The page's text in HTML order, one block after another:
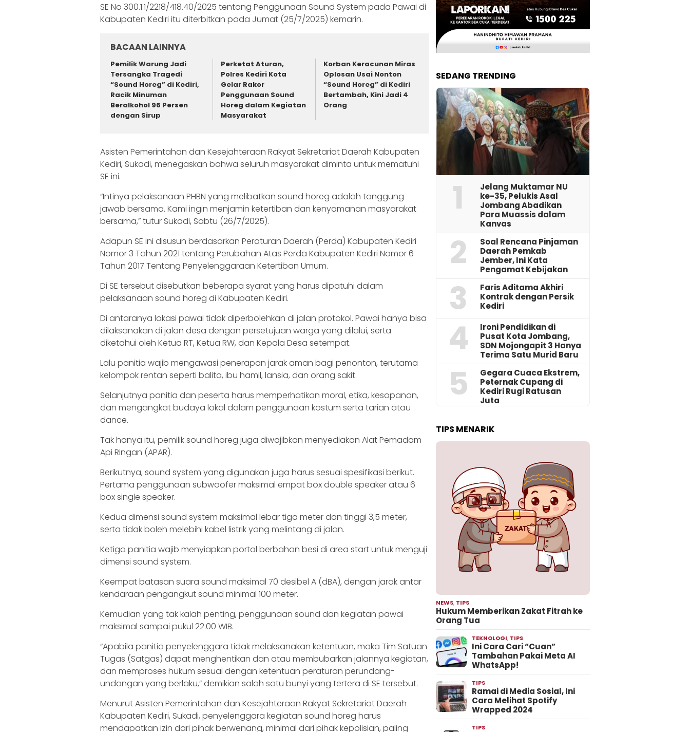
SE No 300.1.1/2218/418.40/2025 tentang Penggunaan Sound System pada Pawai di
Kabupaten Kediri itu diterbitkan pada Jumat (25/7/2025) kemarin.
BACAAN LAINNYA
Pemilik Warung Jadi
Tersangka Tragedi
“Sound Horeg” di Kediri,
Racik Minuman
Beralkohol 96 Persen
dengan Sirup
Perketat Aturan,
Polres Kediri Kota
Gelar Rakor
Penggunaan Sound
Horeg dalam Kegiatan
Masyarakat
Korban Keracunan Miras
Oplosan Usai Nonton
“Sound Horeg” di Kediri
Bertambah, Kini Jadi 4
Orang
Asisten Pemerintahan dan Kesejahteraan Rakyat Sekretariat Daerah Kabupaten
Kediri, Sukadi, menegaskan bahwa seluruh masyarakat diminta untuk mematuhi
SE ini.
“Intinya pelaksanaan PHBN yang melibatkan sound horeg adalah tanggung
jawab bersama. Kami ingin menjamin ketertiban dan kenyamanan masyarakat
bersama,” tutur Sukadi, Sabtu (26/7/2025).
Adapun SE ini disusun berdasarkan Peraturan Daerah (Perda) Kabupaten Kediri
Nomor 3 Tahun 2021 tentang Perubahan Atas Perda Kabupaten Kediri Nomor 6
Tahun 2017 Tentang Penyelenggaraan Ketertiban Umum.
Di SE tersebut disebutkan beberapa syarat yang harus dipatuhi dalam
pelaksanaan sound horeg di Kabupaten Kediri.
Di antaranya lokasi pawai tidak diperbolehkan di jalan protokol. Pawai hanya bisa
dilaksanakan di jalan desa dengan persetujuan warga yang dilalui, serta
diketahui oleh Ketua RT, Ketua RW, dan Kepala Desa setempat.
Lalu panitia wajib mengawasi penerapan jarak aman bagi penonton, terutama
kelompok rentan seperti balita, ibu hamil, lansia, dan orang sakit.
Selanjutnya panitia dan peserta harus memperhatikan moral, etika, kesopanan,
dan mengangkat budaya lokal dalam penggunaan kostum serta tarian atau
dance.
Tak hanya itu, pemilik sound horeg juga diwajibkan menyediakan Alat Pemadam
Api Ringan (APAR).
Berikutnya, sound system yang digunakan juga harus sesuai spesifikasi berikut.
Pertama penggunaan subwoofer maksimal empat box double speaker atau 6
box single speaker.
Kedua dimensi sound system maksimal lebar tiga meter dan tinggi 3,5 meter,
serta tidak boleh melebihi kabel listrik yang melintang di jalan.
Ketiga panitia wajib menyiapkan portal berbahan besi di area start untuk menguji
dimensi sound system.
Keempat batasan suara sound maksimal 70 desibel A (dBA), dengan jarak antar
kendaraan pengangkut sound minimal 100 meter.
Kemudian yang tak kalah penting, penggunaan sound dan kegiatan pawai
maksimal sampai pukul 22.00 WIB.
“Apabila panitia penyelenggara tidak melaksanakan ketentuan, maka Tim Satuan
Tugas (Satgas) dapat menghentikan dan atau membubarkan jalannya kegiatan,
dan memproses hukum sesuai dengan ketentuan peraturan perundang-
undangan yang berlaku,” demikian salah satu bunyi yang tertera di SE tersebut.
Menurut Asisten Pemerintahan dan Kesejahteraan Rakyat Sekretariat Daerah
Kabupaten Kediri, Sukadi, penyelenggara kegiatan sound horeg harus
mendapatkan izin dari pihak berwenang, minimal dari pihak kepolisian, paling
SEDANG TRENDING
1
Jelang Muktamar NU
ke-35, Pelukis Asal
Jombang Abadikan
Para Muassis dalam
Kanvas
2
‎Soal Rencana Pinjaman
Daerah Pemkab
Jember, Ini Kata
Pengamat Kebijakan ‎
3
Faris Aditama Akhiri
Kontrak dengan Persik
Kediri
4
Ironi Pendidikan di
Pusat Kota Jombang,
SDN Mojongapit 3 Hanya
Terima Satu Murid Baru
5
‎Gegara Cuaca Ekstrem,
Peternak Cupang di
Kediri Rugi Ratusan
Juta
TIPS MENARIK
NEWS, TIPS
Hukum Memberikan Zakat Fitrah ke
Orang Tua
TEKNOLOGI, TIPS
Ini Cara Cari “Cuan”
Tambahan Pakai Meta AI
WhatsApp!
TIPS
Ramai di Media Sosial, Ini
Cara Melihat Spotify
Wrapped 2024
TIPS